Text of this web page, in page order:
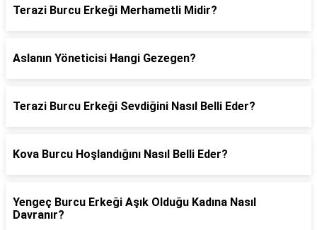
Terazi Burcu Erkeği Merhametli Midir?
Aslanın Yöneticisi Hangi Gezegen?
Terazi Burcu Erkeği Sevdiğini Nasıl Belli Eder?
Kova Burcu Hoşlandığını Nasıl Belli Eder?
Yengeç Burcu Erkeği Aşık Olduğu Kadına Nasıl
Davranır?